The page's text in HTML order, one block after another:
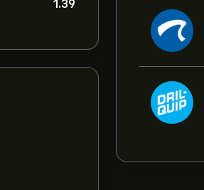
1.39